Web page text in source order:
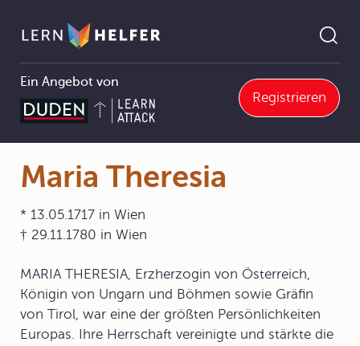
Ein Angebot von
Registrieren
Pfadnavigation
7 Von der Reformation bis zum Absolutismus 7.7 Aufgeklärter Absolutismus Maria Theresia
Maria Theresia
* 13.05.1717 in Wien
† 29.11.1780 in Wien
MARIA THERESIA, Erzherzogin von Österreich,
Königin von Ungarn und Böhmen sowie Gräfin
von Tirol, war eine der größten Persönlichkeiten
Europas. Ihre Herrschaft vereinigte und stärkte die